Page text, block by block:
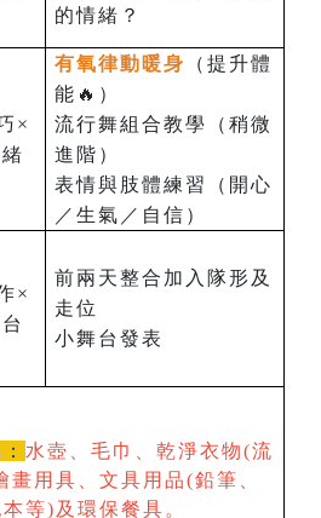
的情緒？
×
有氧律動暖身
（提升體
能🔥）
流行舞組合教學（稍微
進階）
表情與肢體練習（開心
／生氣／自信）
×
前兩天整合加入隊形及
走位
小舞台發表
水壺、毛巾、乾淨衣物(流
畫用具、文具用品(鉛筆、
等)及環保餐具。